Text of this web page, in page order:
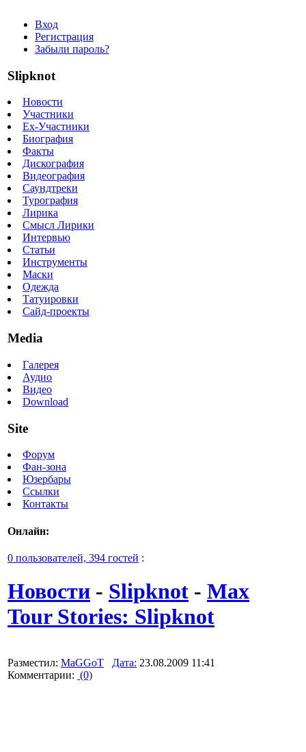
Вход
Регистрация
Забыли пароль?
Slipknot
Новости
Участники
Ex-Участники
Биография
Факты
Дискография
Видеография
Саундтреки
Турография
Лирика
Смысл Лирики
Интервью
Статьи
Инструменты
Маски
Одежда
Татуировки
Сайд-проекты
Media
Галерея
Аудио
Видео
Download
Site
Форум
Фан-зона
Юзербары
Ссылки
Контакты
Онлайн:
0 пользователей, 394 гостей :
Новости - Slipknot - Max
Tour Stories: Slipknot
Разместил: MaGGoT Дата: 23.08.2009 11:41
Комментарии: (0)